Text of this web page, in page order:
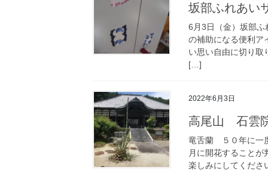
坂部ふれあい
6月3日（金）坂部
の補助になる便利ア
い思い自由に切り取
[…]
2022年6月3日
高尾山 石雲
竜舌蘭 ５０年に一
月に開花すること
楽しみにしてくださ